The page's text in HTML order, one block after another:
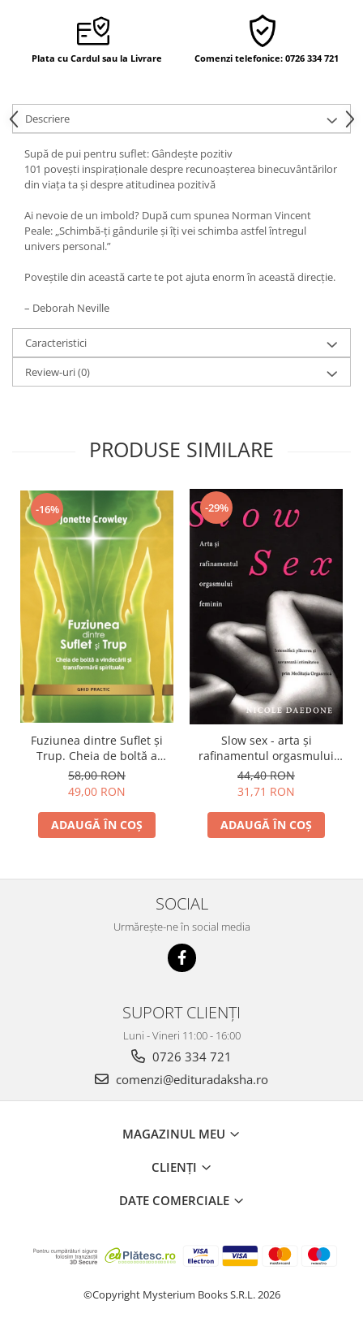
Lumea îngerilor
Seria Masaru Emoto
Îngeri
Viaţa de după moarte
Cristale
Supă de pui pentru suflet
Yoga
Cunoaștere
Plata cu Cardul sau la Livrare Comenzi telefonice: 0726 334 721
Descriere
Supă de pui pentru suflet: Gândeşte pozitiv
101 poveşti inspiraţionale despre recunoaşterea binecuvântărilor
din viaţa ta şi despre atitudinea pozitivă
Ai nevoie de un imbold? După cum spunea Norman Vincent
Peale: „Schimbă-ţi gândurile şi îţi vei schimba astfel întregul
univers personal.”
Poveştile din această carte te pot ajuta enorm în această direcţie.
– Deborah Neville
Caracteristici
Review-uri(0)
PRODUSE SIMILARE
-16%
Fuziunea dintre Suflet și
Trup. Cheia de boltă a
vindecării și transformării
spirituale
58,00 RON
49,00 RON
ADAUGĂ ÎN COȘ
-29%
Slow sex - arta şi
rafinamentul orgasmului
feminin
44,40 RON
31,71 RON
ADAUGĂ ÎN COȘ
SOCIAL
Urmărește-ne în social media
SUPORT CLIENȚI
Luni - Vineri 11:00 - 16:00
0726 334 721
comenzi@edituradaksha.ro
MAGAZINUL MEU
CLIENȚI
DATE COMERCIALE
©Copyright Mysterium Books S.R.L. 2026